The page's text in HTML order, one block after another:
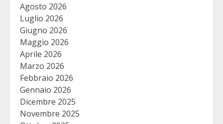
Agosto 2026
Luglio 2026
Giugno 2026
Maggio 2026
Aprile 2026
Marzo 2026
Febbraio 2026
Gennaio 2026
Dicembre 2025
Novembre 2025